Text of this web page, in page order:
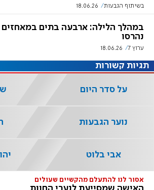
בשיתוף הגבעות 18.06.26
במהלך הלילה: ארבעה בתים במאחזים
נהרסו
ערוץ 7 18.06.26
אסור לנו להתעלם מהקשיים שעולים
תגיות קשורות
על סדר היום
נוער הגבעות
אבי בלוט